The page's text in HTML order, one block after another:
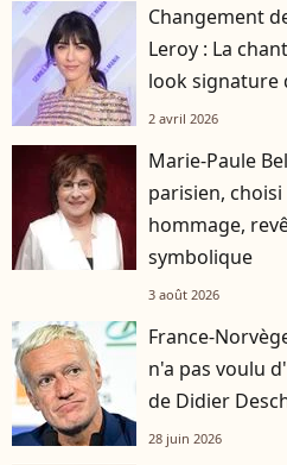
Changement
Leroy : La
look signature
2 avril 2026
Marie-Paule
parisien,
hommage,
symbolique
3 août 2026
France-
n'a pas voulu
de Didier
28 juin 2026